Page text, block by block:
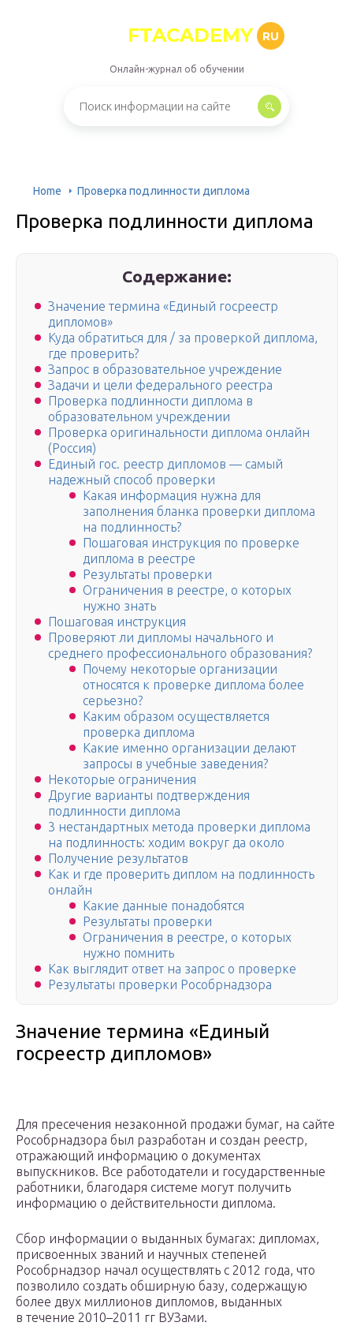
FTACADEMY RU
Онлайн-журнал об обучении
Home Проверка подлинности диплома
Проверка подлинности диплома
Содержание:
Значение термина «Единый госреестр
дипломов»
Куда обратиться для / за проверкой диплома,
где проверить?
Запрос в образовательное учреждение
Задачи и цели федерального реестра
Проверка подлинности диплома в
образовательном учреждении
Проверка оригинальности диплома онлайн
(Россия)
Единый гос. реестр дипломов — самый
надежный способ проверки
Какая информация нужна для
заполнения бланка проверки диплома
на подлинность?
Пошаговая инструкция по проверке
диплома в реестре
Результаты проверки
Ограничения в реестре, о которых
нужно знать
Пошаговая инструкция
Проверяют ли дипломы начального и
среднего профессионального образования?
Почему некоторые организации
относятся к проверке диплома более
серьезно?
Каким образом осуществляется
проверка диплома
Какие именно организации делают
запросы в учебные заведения?
Некоторые ограничения
Другие варианты подтверждения
подлинности диплома
3 нестандартных метода проверки диплома
на подлинность: ходим вокруг да около
Получение результатов
Как и где проверить диплом на подлинность
онлайн
Какие данные понадобятся
Результаты проверки
Ограничения в реестре, о которых
нужно помнить
Как выглядит ответ на запрос о проверке
Результаты проверки Рособрнадзора
Значение термина «Единый
госреестр дипломов»
Для пресечения незаконной продажи бумаг, на сайте
Рособрнадзора был разработан и создан реестр,
отражающий информацию о документах
выпускников. Все работодатели и государственные
работники, благодаря системе могут получить
информацию о действительности диплома.
Сбор информации о выданных бумагах: дипломах,
присвоенных званий и научных степеней
Рособрнадзор начал осуществлять с 2012 года, что
позволило создать обширную базу, содержащую
более двух миллионов дипломов, выданных
в течение 2010–2011 гг ВУЗами.